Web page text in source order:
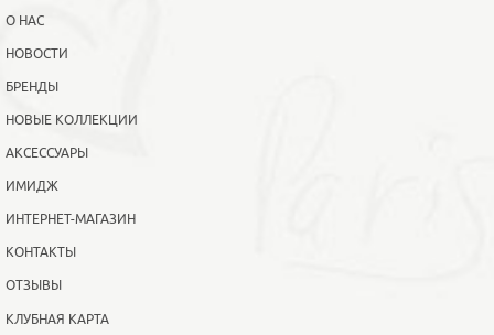
О НАС
НОВОСТИ
БРЕНДЫ
НОВЫЕ КОЛЛЕКЦИИ
АКСЕССУАРЫ
ИМИДЖ
ИНТЕРНЕТ-МАГАЗИН
КОНТАКТЫ
ОТЗЫВЫ
КЛУБНАЯ КАРТА